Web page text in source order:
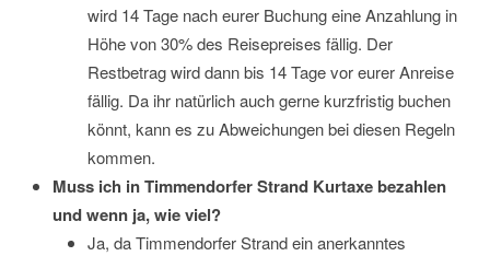
wird 14 Tage nach eurer Buchung eine Anzahlung in
Höhe von 30% des Reisepreises fällig. Der
Restbetrag wird dann bis 14 Tage vor eurer Anreise
fällig. Da ihr natürlich auch gerne kurzfristig buchen
könnt, kann es zu Abweichungen bei diesen Regeln
kommen.
Muss ich in Timmendorfer Strand Kurtaxe bezahlen
und wenn ja, wie viel?
Ja, da Timmendorfer Strand ein anerkanntes